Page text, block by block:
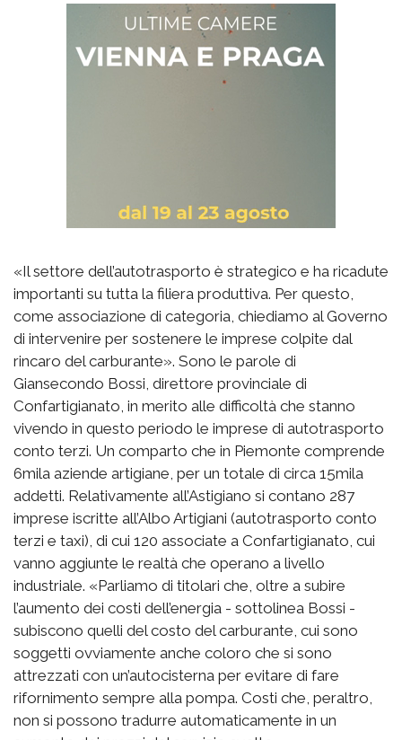
«Il settore dell’autotrasporto è strategico e ha ricadute
importanti su tutta la filiera produttiva. Per questo,
come associazione di categoria, chiediamo al Governo
di intervenire per sostenere le imprese colpite dal
rincaro del carburante». Sono le parole di
Giansecondo Bossi, direttore provinciale di
Confartigianato, in merito alle difficoltà che stanno
vivendo in questo periodo le imprese di autotrasporto
conto terzi. Un comparto che in Piemonte comprende
6mila aziende artigiane, per un totale di circa 15mila
addetti. Relativamente all’Astigiano si contano 287
imprese iscritte all’Albo Artigiani (autotrasporto conto
terzi e taxi), di cui 120 associate a Confartigianato, cui
vanno aggiunte le realtà che operano a livello
industriale. «Parliamo di titolari che, oltre a subire
l’aumento dei costi dell’energia - sottolinea Bossi -
subiscono quelli del costo del carburante, cui sono
soggetti ovviamente anche coloro che si sono
attrezzati con un’autocisterna per evitare di fare
rifornimento sempre alla pompa. Costi che, peraltro,
non si possono tradurre automaticamente in un